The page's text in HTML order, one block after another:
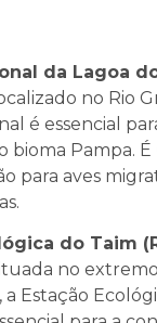
da Lagoa
no Rio
é essencial
bioma Pampa.
para aves
do Taim
no
Estação